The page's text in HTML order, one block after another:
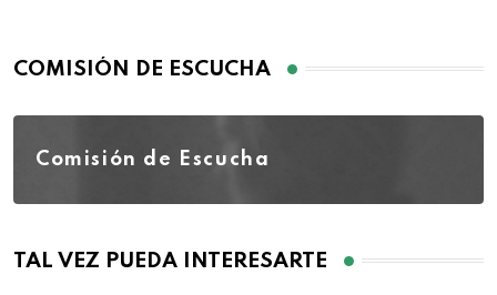
COMISIÓN DE ESCUCHA
Comisión de Escucha
TAL VEZ PUEDA INTERESARTE